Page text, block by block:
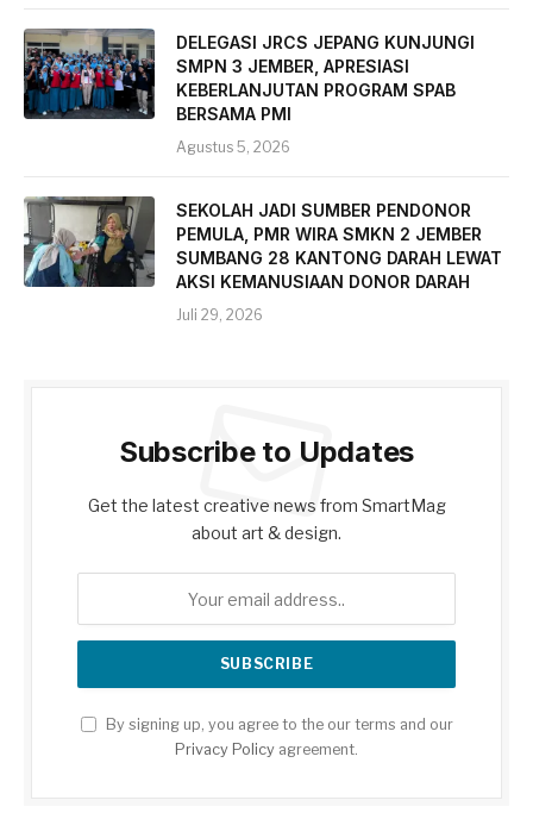
DELEGASI JRCS JEPANG KUNJUNGI
SMPN 3 JEMBER, APRESIASI
KEBERLANJUTAN PROGRAM SPAB
BERSAMA PMI
Agustus 5, 2026
SEKOLAH JADI SUMBER PENDONOR
PEMULA, PMR WIRA SMKN 2 JEMBER
SUMBANG 28 KANTONG DARAH LEWAT
AKSI KEMANUSIAAN DONOR DARAH
Juli 29, 2026
Subscribe to Updates
Get the latest creative news from SmartMag
about art & design.
By signing up, you agree to the our terms and our
Privacy Policy agreement.